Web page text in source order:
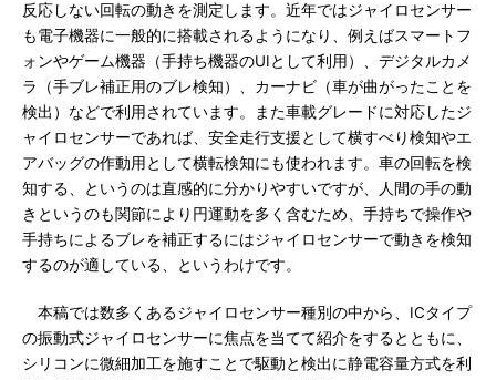
反応しない回転の動きを測定します。近年ではジャイロセンサー
も電子機器に一般的に搭載されるようになり、例えばスマートフ
ォンやゲーム機器（手持ち機器のUIとして利用）、デジタルカメ
ラ（手ブレ補正用のブレ検知）、カーナビ（車が曲がったことを
検出）などで利用されています。また車載グレードに対応したジ
ャイロセンサーであれば、安全走行支援として横すべり検知やエ
アバッグの作動用として横転検知にも使われます。車の回転を検
知する、というのは直感的に分かりやすいですが、人間の手の動
きというのも関節により円運動を多く含むため、手持ちで操作や
手持ちによるブレを補正するにはジャイロセンサーで動きを検知
するのが適している、というわけです。
本稿では数多くあるジャイロセンサー種別の中から、ICタイプ
の振動式ジャイロセンサーに焦点を当てて紹介をするとともに、
シリコンに微細加工を施すことで駆動と検出に静電容量方式を利